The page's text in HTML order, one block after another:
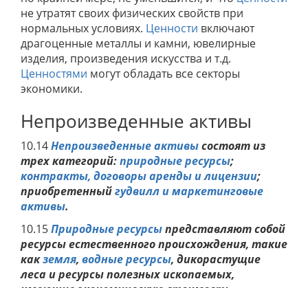
не утратят своих физических свойств при
нормальных условиях. Ценности включают
драгоценные металлы и камни, ювелирные
изделия, произведения искусства и т.д.
Ценностями могут обладать все секторы
экономики.
Непроизведенные активы
10.14Непроизведенные активысостоят из
трех категорий:природные ресурсы;
контракты, договоры аренды и лицензии;
приобретенныйгудвилл и маркетинговые
активы.
10.15Природные ресурсыпредставляют собой
ресурсы естественного происхождения, такие
какземля, водные ресурсы, дикорастущие
леса и ресурсы полезных ископаемых,